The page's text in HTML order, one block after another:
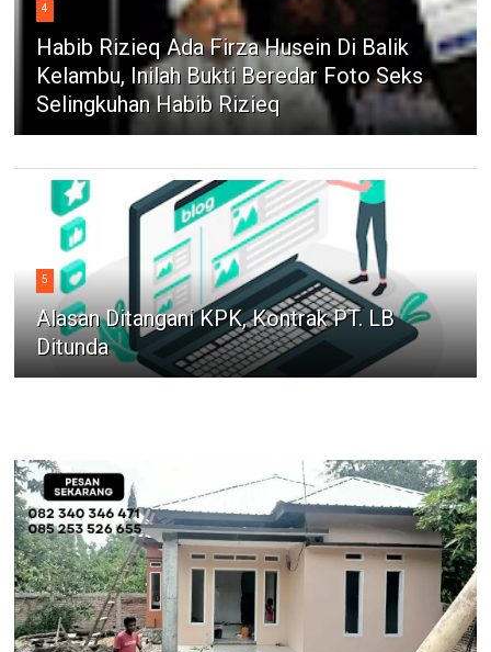
4
Habib Rizieq Ada Firza Husein Di Balik
Kelambu, Inilah Bukti Beredar Foto Seks
Selingkuhan Habib Rizieq
5
Alasan Ditangani KPK, Kontrak PT. LB
Ditunda